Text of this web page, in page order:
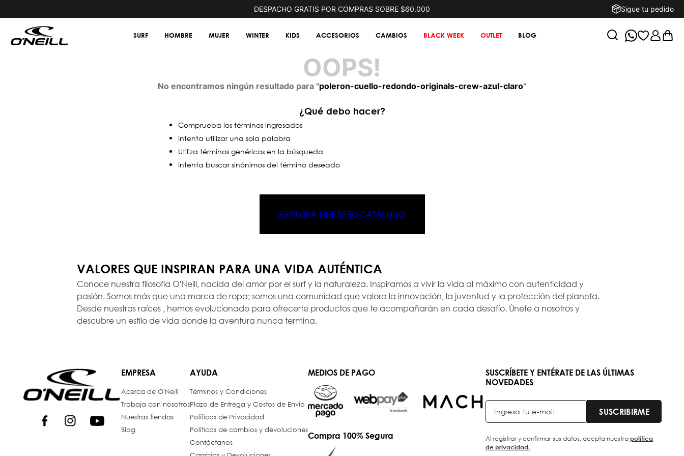
DESPACHO GRATIS POR COMPRAS SOBRE $60.000 Sigue tu pedido
SURF HOMBRE MUJER WINTER KIDS ACCESORIOS CAMBIOS BLACK WEEK OUTLET BLOG
OOPS!
No encontramos ningún resultado para "poleron-cuello-redondo-originals-crew-azul-claro"
¿Qué debo hacer?
Comprueba los términos ingresados
Intenta utilizar una sola palabra
Utiliza términos genéricos en la búsqueda
Intenta buscar sinónimos del término deseado
¡EXPLORA NUESTRO CATÁLOGO!
VALORES QUE INSPIRAN PARA UNA VIDA AUTÉNTICA
Conoce nuestra filosofía O'Neill, nacida del amor por el surf y la naturaleza. Inspiramos a vivir la vida al máximo con autenticidad y
pasión. Somos más que una marca de ropa; somos una comunidad que valora la innovación, la juventud y la protección del planeta.
Desde nuestras raíces , hemos evolucionado para ofrecerte productos que te acompañarán en cada desafío. Únete a nosotros y
descubre un estilo de vida donde la aventura nunca termina.
EMPRESA
Acerca de O'Neill
Trabaja con nosotros
Nuestras tiendas
Blog
AYUDA
Términos y Condiciones
Plazo de Entrega y Costos de Envío
Políticas de Privacidad
Políticas de cambios y devoluciones
Contáctanos
MEDIOS DE PAGO
Compra 100% Segura
SUSCRÍBETE Y ENTÉRATE DE LAS ÚLTIMAS
NOVEDADES
SUSCRIBIRME
Al registrar y confirmar sus datos, acepta nuestrapolítica
de privacidad.